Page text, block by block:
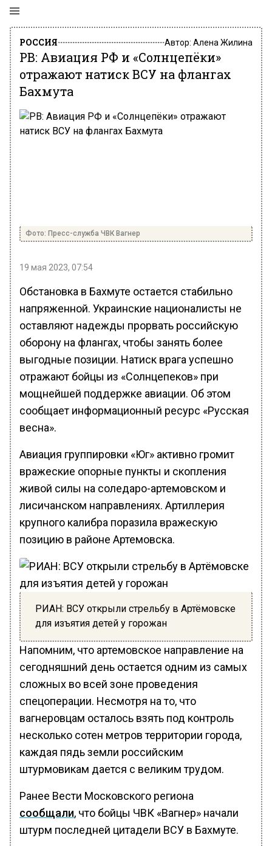
РОССИЯ Автор: Алена Жилина
РВ: Авиация РФ и «Солнцепёки»
отражают натиск ВСУ на флангах
Бахмута
Фото: Пресс-служба ЧВК Вагнер
19 мая 2023, 07:54
Обстановка в Бахмуте остается стабильно
напряженной. Украинские националисты не
оставляют надежды прорвать российскую
оборону на флангах, чтобы занять более
выгодные позиции. Натиск врага успешно
отражают бойцы из «Солнцепеков» при
мощнейшей поддержке авиации. Об этом
сообщает информационный ресурс «Русская
весна».
Авиация группировки «Юг» активно громит
вражеские опорные пункты и скопления
живой силы на соледаро-артемовском и
лисичанском направлениях. Артиллерия
крупного калибра поразила вражескую
позицию в районе Артемовска.
РИАН: ВСУ открыли стрельбу в Артёмовске
для изъятия детей у горожан
Напомним, что артемовское направление на
сегодняшний день остается одним из самых
сложных во всей зоне проведения
спецоперации. Несмотря на то, что
вагнеровцам осталось взять под контроль
несколько сотен метров территории города,
каждая пядь земли российским
штурмовикам дается с великим трудом.
Ранее Вести Московского региона
сообщали, что бойцы ЧВК «Вагнер» начали
штурм последней цитадели ВСУ в Бахмуте.